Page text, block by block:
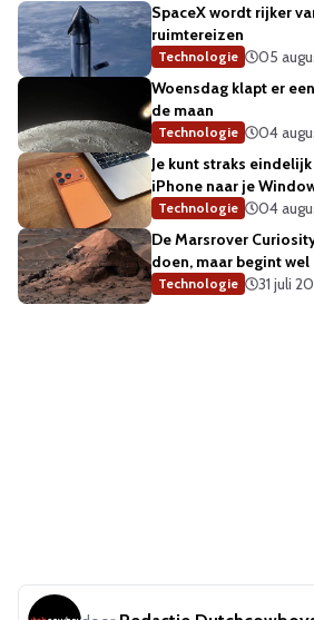
SpaceX wordt rijker
ruimtereizen
Technologie
05
Woensdag klapt er
de maan
Technologie
04
Je kunt straks
iPhone naar je
Technologie
04
De Marsrover
doen, maar begint
Technologie 31 juli